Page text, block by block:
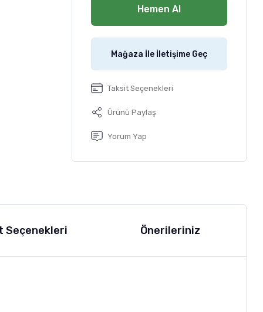
Hemen Al
Mağaza İle İletişime Geç
Taksit Seçenekleri
Ürünü Paylaş
Yorum Yap
Seçenekleri Önerileriniz